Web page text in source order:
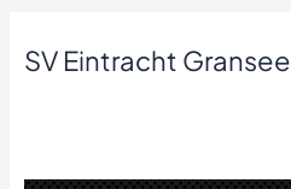
SV Eintracht Gransee